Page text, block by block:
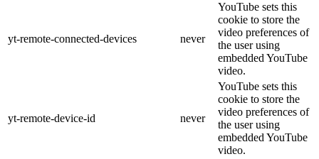
yt-remote-connected-devices never
YouTube sets this
cookie to store the
video preferences of
the user using
embedded YouTube
video.
yt-remote-device-id never
YouTube sets this
cookie to store the
video preferences of
the user using
embedded YouTube
video.